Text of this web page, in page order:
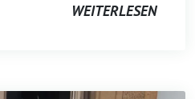
WEITERLESEN